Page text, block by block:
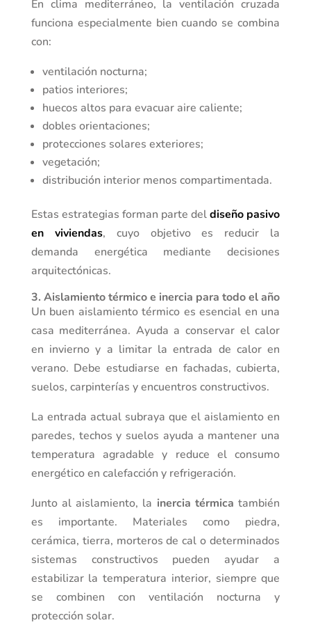
En clima mediterráneo, la ventilación cruzada
funciona especialmente bien cuando se combina
con:
ventilación nocturna;
patios interiores;
huecos altos para evacuar aire caliente;
dobles orientaciones;
protecciones solares exteriores;
vegetación;
distribución interior menos compartimentada.
Estas estrategias forman parte deldiseño pasivo
en viviendas, cuyo objetivo es reducir la
demanda energética mediante decisiones
arquitectónicas.
3. Aislamiento térmico e inercia para todo el año
Un buen aislamiento térmico es esencial en una
casa mediterránea. Ayuda a conservar el calor
en invierno y a limitar la entrada de calor en
verano. Debe estudiarse en fachadas, cubierta,
suelos, carpinterías y encuentros constructivos.
La entrada actual subraya que el aislamiento en
paredes, techos y suelos ayuda a mantener una
temperatura agradable y reduce el consumo
energético en calefacción y refrigeración.
Junto al aislamiento, la inercia térmica también
es importante. Materiales como piedra,
cerámica, tierra, morteros de cal o determinados
sistemas constructivos pueden ayudar a
estabilizar la temperatura interior, siempre que
se combinen con ventilación nocturna y
protección solar.